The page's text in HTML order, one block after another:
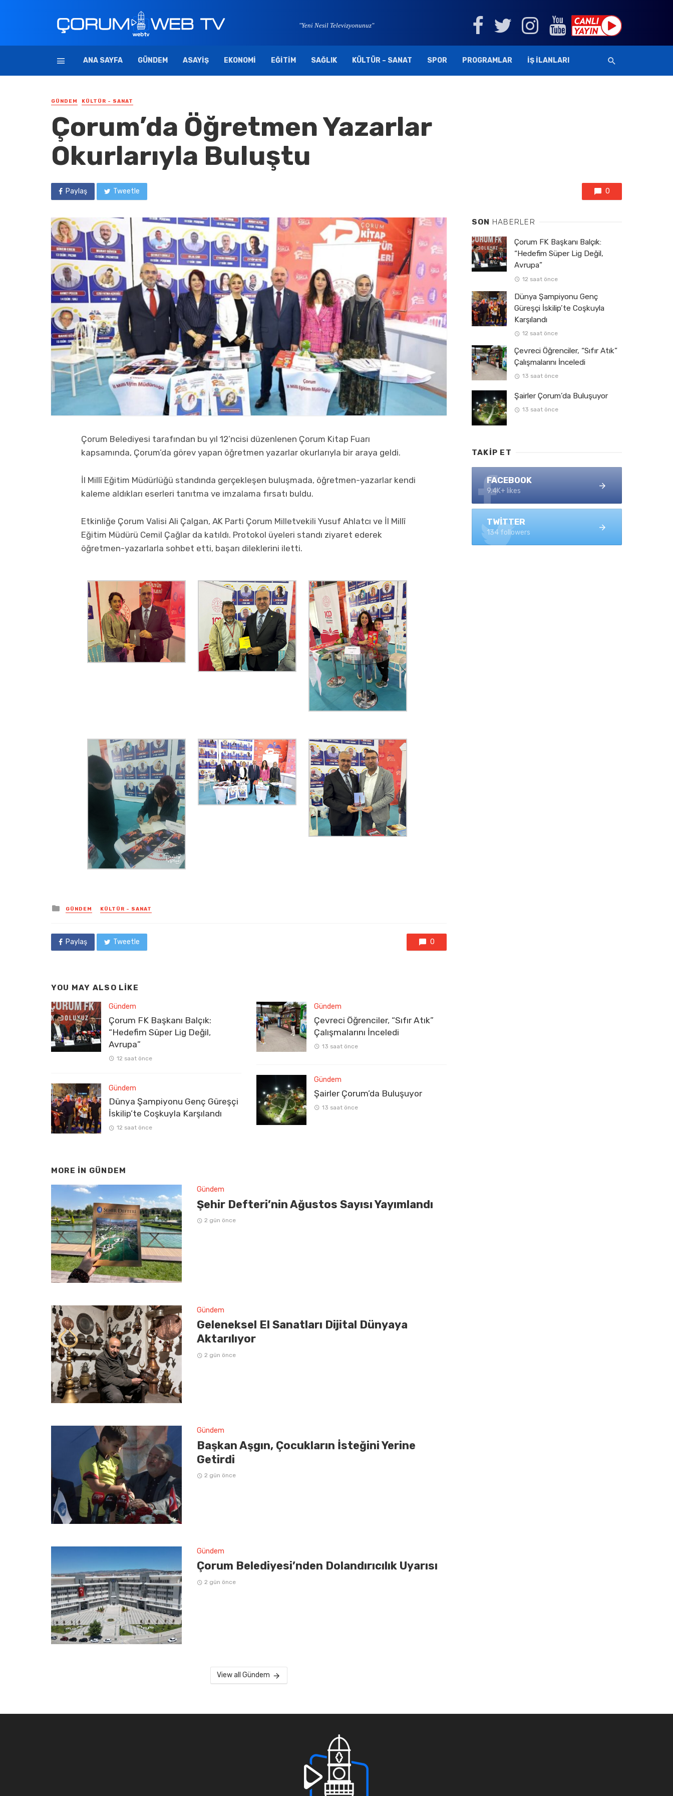
"Yeni Nesil Televizyonunuz"
ANA SAYFA GÜNDEM ASAYIŞ EKONOMI EĞITIM SAĞLIK KÜLTÜR – SANAT SPOR PROGRAMLAR İŞ İLANLARI
GÜNDEM KÜLTÜR - SANAT
Çorum’da Öğretmen Yazarlar
Okurlarıyla Buluştu
Paylaş Tweetle 0
Çorum Belediyesi tarafından bu yıl 12’ncisi düzenlenen Çorum Kitap Fuarı
kapsamında, Çorum’da görev yapan öğretmen yazarlar okurlarıyla bir araya geldi.
İl Millî Eğitim Müdürlüğü standında gerçekleşen buluşmada, öğretmen-yazarlar kendi
kaleme aldıkları eserleri tanıtma ve imzalama fırsatı buldu.
Etkinliğe Çorum Valisi Ali Çalgan, AK Parti Çorum Milletvekili Yusuf Ahlatcı ve İl Millî
Eğitim Müdürü Cemil Çağlar da katıldı. Protokol üyeleri standı ziyaret ederek
öğretmen-yazarlarla sohbet etti, başarı dileklerini iletti.
Posted
in
GÜNDEM KÜLTÜR - SANAT
Paylaş Tweetle 0
YOU MAY ALSO LIKE
Gündem
Çorum FK Başkanı Balçık:
“Hedefim Süper Lig Değil,
Avrupa”
12 saat önce
Gündem
Dünya Şampiyonu Genç Güreşçi
İskilip’te Coşkuyla Karşılandı
12 saat önce
Gündem
Çevreci Öğrenciler, “Sıfır Atık”
Çalışmalarını İnceledi
13 saat önce
Gündem
Şairler Çorum’da Buluşuyor
13 saat önce
MORE IN GÜNDEM
Gündem
Şehir Defteri’nin Ağustos Sayısı Yayımlandı
2 gün önce
Gündem
Geleneksel El Sanatları Dijital Dünyaya
Aktarılıyor
2 gün önce
Gündem
Başkan Aşgın, Çocukların İsteğini Yerine
Getirdi
2 gün önce
Gündem
Çorum Belediyesi’nden Dolandırıcılık Uyarısı
2 gün önce
View all Gündem
SON HABERLER
Çorum FK Başkanı Balçık:
“Hedefim Süper Lig Değil,
Avrupa”
12 saat önce
Dünya Şampiyonu Genç
Güreşçi İskilip’te Coşkuyla
Karşılandı
12 saat önce
Çevreci Öğrenciler, “Sıfır Atık”
Çalışmalarını İnceledi
13 saat önce
Şairler Çorum’da Buluşuyor
13 saat önce
TAKIP ET
FACEBOOK
9.4K+ likes
TWITTER
134 followers